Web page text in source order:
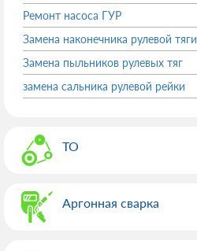
Ремонт насоса ГУР
Замена наконечника рулевой тяги
Замена пыльников рулевых тяг
замена сальника рулевой рейки
ТО
Аргонная сварка